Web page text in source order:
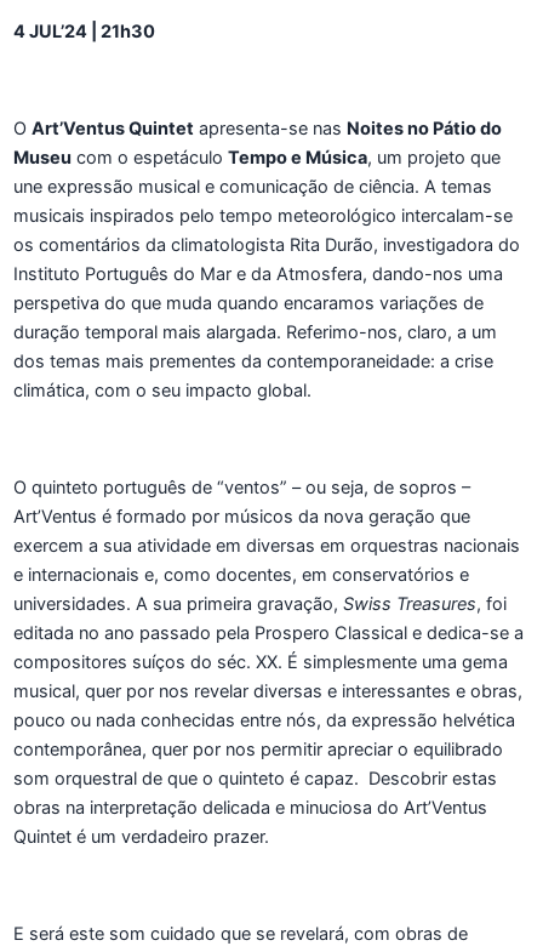
4 JUL’24 | 21h30
O Art’Ventus Quintet apresenta-se nas Noites no Pátio do
Museu com o espetáculo Tempo e Música, um projeto que
une expressão musical e comunicação de ciência. A temas
musicais inspirados pelo tempo meteorológico intercalam-se
os comentários da climatologista Rita Durão, investigadora do
Instituto Português do Mar e da Atmosfera, dando-nos uma
perspetiva do que muda quando encaramos variações de
duração temporal mais alargada. Referimo-nos, claro, a um
dos temas mais prementes da contemporaneidade: a crise
climática, com o seu impacto global.
O quinteto português de “ventos” – ou seja, de sopros –
Art’Ventus é formado por músicos da nova geração que
exercem a sua atividade em diversas em orquestras nacionais
e internacionais e, como docentes, em conservatórios e
universidades. A sua primeira gravação, Swiss Treasures, foi
editada no ano passado pela Prospero Classical e dedica-se a
compositores suíços do séc. XX. É simplesmente uma gema
musical, quer por nos revelar diversas e interessantes e obras,
pouco ou nada conhecidas entre nós, da expressão helvética
contemporânea, quer por nos permitir apreciar o equilibrado
som orquestral de que o quinteto é capaz. Descobrir estas
obras na interpretação delicada e minuciosa do Art’Ventus
Quintet é um verdadeiro prazer.
E será este som cuidado que se revelará, com obras de